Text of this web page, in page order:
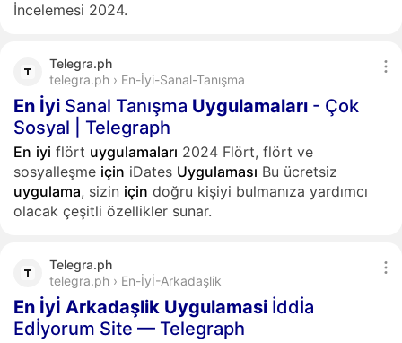
İncelemesi 2024.
Telegra.ph
telegra.ph › En-İyi-Sanal-Tanışma
En İyi Sanal Tanışma Uygulamaları - Çok
Sosyal | Telegraph
En iyi flört uygulamaları 2024 Flört, flört ve
sosyalleşme için iDates Uygulaması Bu ücretsiz
uygulama, sizin için doğru kişiyi bulmanıza yardımcı
olacak çeşitli özellikler sunar.
Telegra.ph
telegra.ph › En-İyİ-Arkadaşlik
En İyİ Arkadaşlik Uygulamasi İddİa
Edİyorum Site — Telegraph